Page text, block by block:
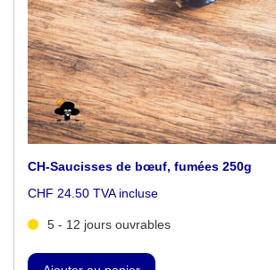
CH-Saucisses de bœuf, fumées 250g
CHF 24.50 TVA incluse
5 - 12 jours ouvrables